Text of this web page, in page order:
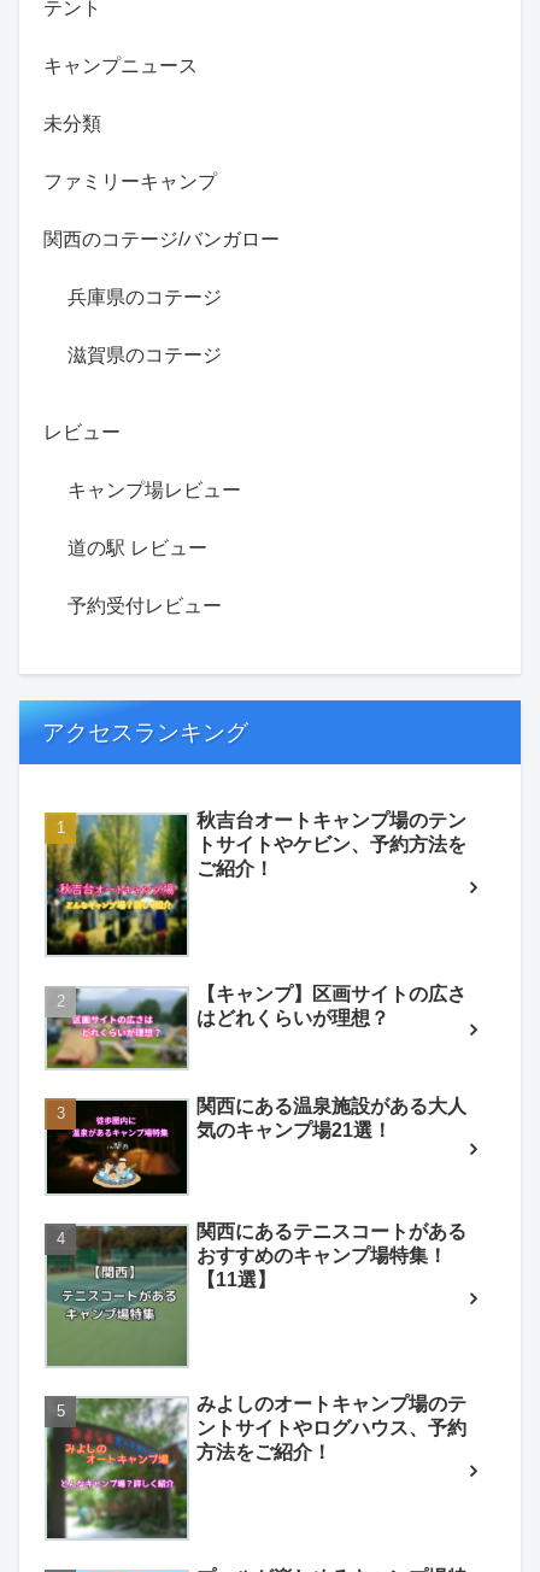
テント
キャンプニュース
未分類
ファミリーキャンプ
関西のコテージ/バンガロー
兵庫県のコテージ
滋賀県のコテージ
レビュー
キャンプ場レビュー
道の駅 レビュー
予約受付レビュー
アクセスランキング
秋吉台オートキャンプ場のテン
トサイトやケビン、予約方法を
ご紹介！
【キャンプ】区画サイトの広さ
はどれくらいが理想？
関西にある温泉施設がある大人
気のキャンプ場21選！
関西にあるテニスコートがある
おすすめのキャンプ場特集！
【11選】
みよしのオートキャンプ場のテ
ントサイトやログハウス、予約
方法をご紹介！